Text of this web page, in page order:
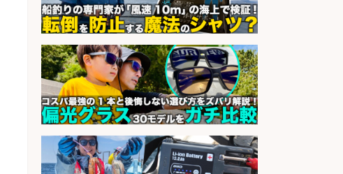
会社名 株式会社旬
レジカウンター/夕方勤務で時給UP
お釣りの計算不要の簡単レジ1日2時
間
sponsored by 求人ボックス